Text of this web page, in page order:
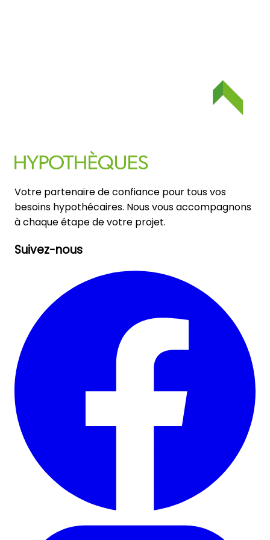
Votre partenaire de confiance pour tous vos
besoins hypothécaires. Nous vous accompagnons
à chaque étape de votre projet.
Suivez-nous